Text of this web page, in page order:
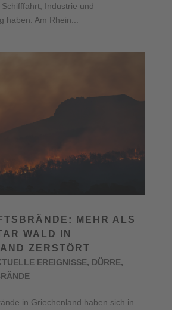
Industrie und
haben. Am Rhein...
MEHR ALS
WALD IN
ZERSTÖRT
EREIGNISSE, DÜRRE,
in Griechenland haben sich in